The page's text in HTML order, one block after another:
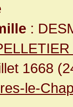
:
1668
le-